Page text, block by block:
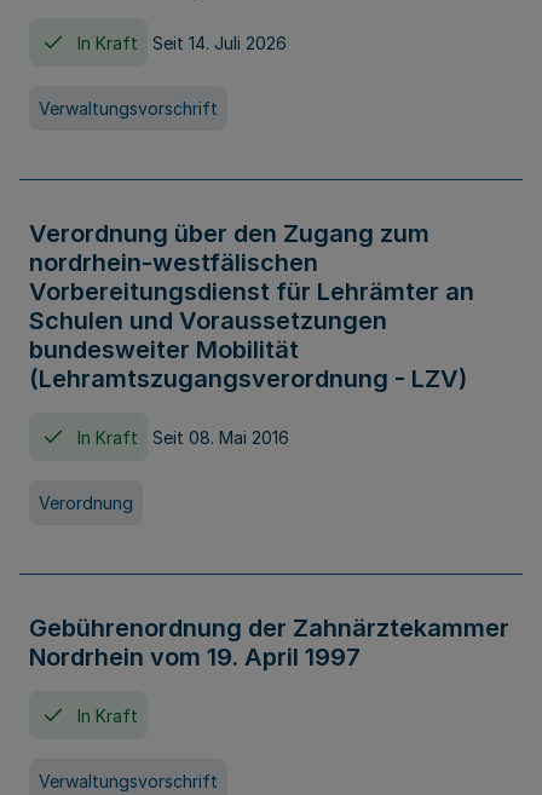
In Kraft Seit 14. Juli 2026
Verwaltungsvorschrift
Verordnung über den Zugang zum
nordrhein-westfälischen
Vorbereitungsdienst für Lehrämter an
Schulen und Voraussetzungen
bundesweiter Mobilität
(Lehramtszugangsverordnung - LZV)
In Kraft Seit 08. Mai 2016
Verordnung
Gebührenordnung der Zahnärztekammer
Nordrhein vom 19. April 1997
In Kraft
Verwaltungsvorschrift